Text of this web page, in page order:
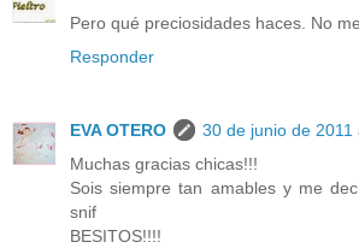
Pero qué preciosidades haces. No
Responder
EVA OTERO
30 de junio de 2011
Muchas gracias chicas!!!
Sois siempre tan amables y me
snif
BESITOS!!!!